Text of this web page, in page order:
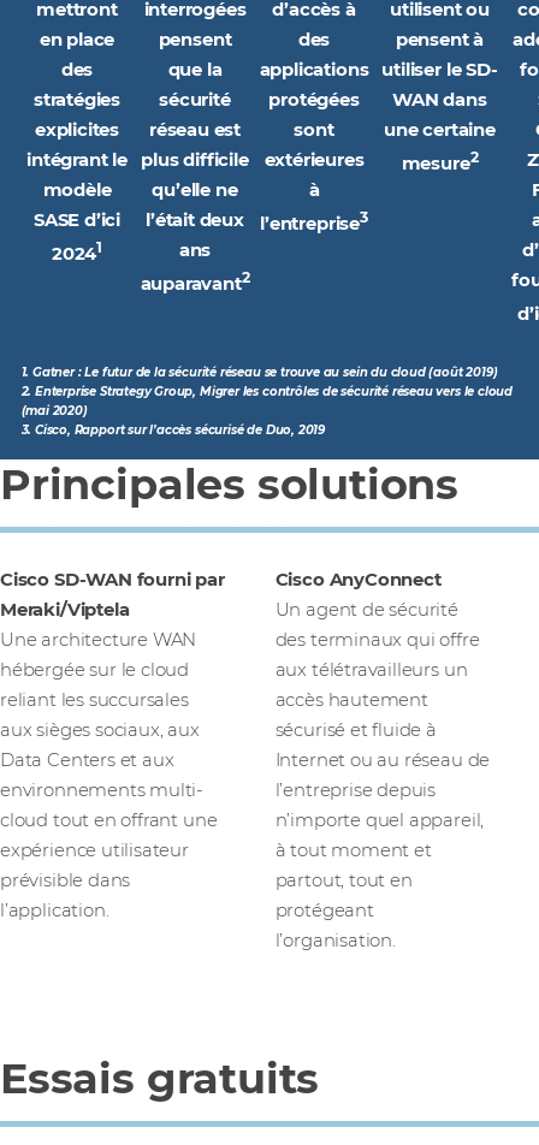
mettront
en place
des
stratégies
explicites
intégrant le
modèle
SASE d’ici
20241
interrogées
pensent
que la
sécurité
réseau est
plus difficile
qu’elle ne
l’était deux
ans
auparavant2
d’accès à
des
applications
protégées
sont
extérieures
à
l’entreprise3
utilisent ou
pensent à
utiliser le SD-
WAN dans
une certaine
mesure2
1. Gatner : Le futur de la sécurité réseau se trouve au sein du cloud (août 2019)
2. Enterprise Strategy Group, Migrer les contrôles de sécurité réseau vers le cloud
(mai 2020)
3. Cisco, Rapport sur l’accès sécurisé de Duo, 2019
Principales solutions
Cisco SD-WAN fourni par
Meraki/Viptela
Une architecture WAN
hébergée sur le cloud
reliant les succursales
aux sièges sociaux, aux
Data Centers et aux
environnements multi-
cloud tout en offrant une
expérience utilisateur
prévisible dans
l’application.
Cisco AnyConnect
Un agent de sécurité
des terminaux qui offre
aux télétravailleurs un
accès hautement
sécurisé et fluide à
Internet ou au réseau de
l’entreprise depuis
n’importe quel appareil,
à tout moment et
partout, tout en
protégeant
l’organisation.
Essais gratuits